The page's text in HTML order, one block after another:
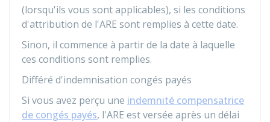
(lorsqu'ils vous sont applicables), si les conditions
d'attribution de l'ARE sont remplies à cette date.
Sinon, il commence à partir de la date à laquelle
ces conditions sont remplies.
Différé d'indemnisation congés payés
Si vous avez perçu une indemnité compensatrice
de congés payés, l'ARE est versée après un délai